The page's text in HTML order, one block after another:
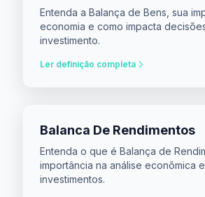
Entenda a Balança de Bens, sua
economia e como impacta
investimento.
Ler definição completa
Balanca De Rendimentos
Entenda o que é Balança de
importância na análise econômica
investimentos.